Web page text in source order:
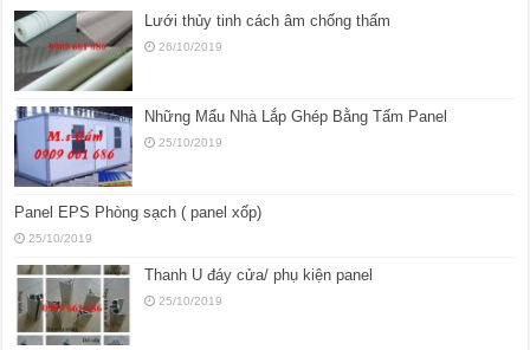
Lưới thủy tinh cách âm chống thấm
26/10/2019
Những Mẩu Nhà Lắp Ghép Bằng Tấm Panel
25/10/2019
Panel EPS Phòng sạch ( panel xốp)
25/10/2019
Thanh U đáy cửa/ phụ kiện panel
25/10/2019